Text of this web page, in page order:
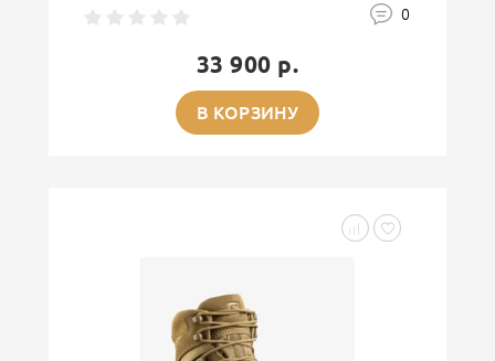
0
33 900 р.
В КОРЗИНУ